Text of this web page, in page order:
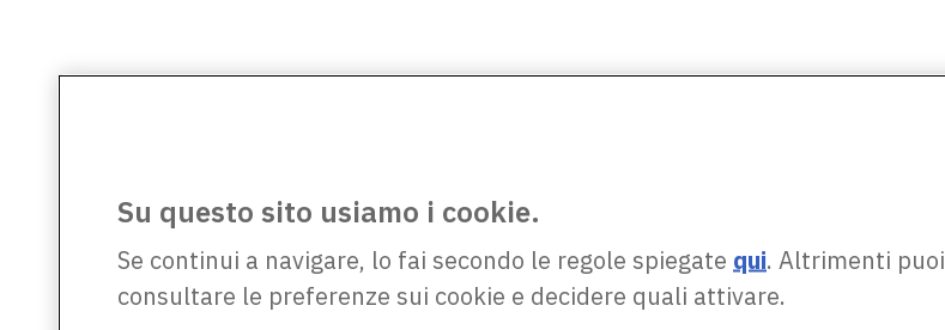
Su questo sito usiamo i cookie.
Se continui a navigare, lo fai secondo le regole spiegate qui. Altrimenti puoi
consultare le preferenze sui cookie e decidere quali attivare.